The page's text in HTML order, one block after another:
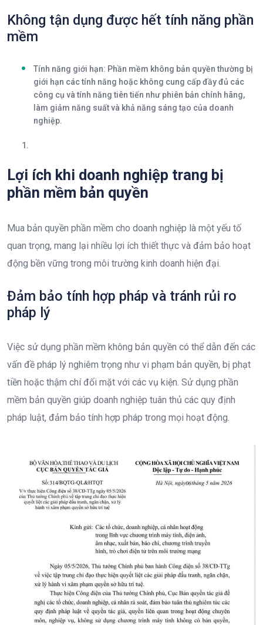
Không tận dụng được hết tính năng phần
mềm
Tính năng giới hạn: Phần mềm không bản quyền thường bị
giới hạn các tính năng hoặc không cung cấp đầy đủ các
công cụ và tính năng tiên tiến như phiên bản chính hãng,
làm giảm năng suất và khả năng sáng tạo của doanh
nghiệp.
Lợi ích khi doanh nghiệp trang bị
phần mềm bản quyền
Mua bản quyền phần mềm cho doanh nghiệp là một yếu tố
quan trọng, mang lại nhiều lợi ích thiết thực và đảm bảo hoạt
động bền vững trong môi trường kinh doanh hiện đại.
Đảm bảo tính hợp pháp và tránh rủi ro
pháp lý
Việc sử dụng phần mềm không bản quyền có thể dẫn đến các
vấn đề pháp lý nghiêm trọng như vi phạm bản quyền, bị phạt
tiền hoặc thậm chí đối mặt với các vụ kiện. Sử dụng phần
mềm bản quyền giúp doanh nghiệp tuân thủ các quy định
pháp luật, đảm bảo tính hợp pháp trong mọi hoạt động.